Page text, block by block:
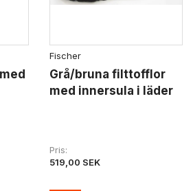
Fischer
Grå/bruna filttofflor
med innersula i läder
Pris
519,00 SEK